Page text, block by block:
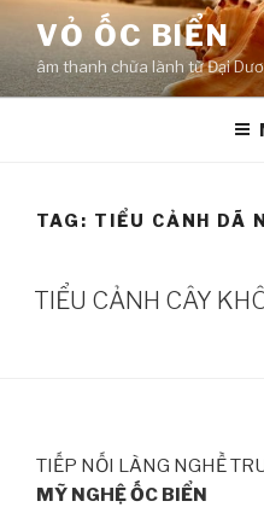
content
VỎ ỐC BIỂN
âm thanh chữa lành từ Đại
TAG: TIỂU CẢNH DÃ
TIỂU CẢNH CÂY
TIẾP NỐI LÀNG NGHỀ
MỸ NGHỆ ỐC BIỂN